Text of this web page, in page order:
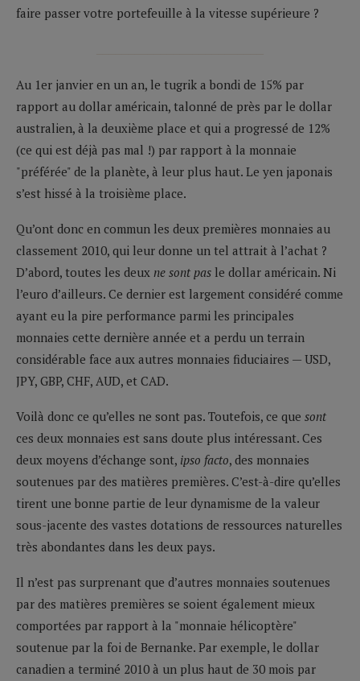
faire passer votre portefeuille à la vitesse supérieure ?
Au 1er janvier en un an, le tugrik a bondi de 15% par
rapport au dollar américain, talonné de près par le dollar
australien, à la deuxième place et qui a progressé de 12%
(ce qui est déjà pas mal !) par rapport à la monnaie
"préférée" de la planète, à leur plus haut. Le yen japonais
s’est hissé à la troisième place.
Qu’ont donc en commun les deux premières monnaies au
classement 2010, qui leur donne un tel attrait à l’achat ?
D’abord, toutes les deux ne sont pas le dollar américain. Ni
l’euro d’ailleurs. Ce dernier est largement considéré comme
ayant eu la pire performance parmi les principales
monnaies cette dernière année et a perdu un terrain
considérable face aux autres monnaies fiduciaires — USD,
JPY, GBP, CHF, AUD, et CAD.
Voilà donc ce qu’elles ne sont pas. Toutefois, ce que sont
ces deux monnaies est sans doute plus intéressant. Ces
deux moyens d’échange sont, ipso facto, des monnaies
soutenues par des matières premières. C’est-à-dire qu’elles
tirent une bonne partie de leur dynamisme de la valeur
sous-jacente des vastes dotations de ressources naturelles
très abondantes dans les deux pays.
Il n’est pas surprenant que d’autres monnaies soutenues
par des matières premières se soient également mieux
comportées par rapport à la "monnaie hélicoptère"
soutenue par la foi de Bernanke. Par exemple, le dollar
canadien a terminé 2010 à un plus haut de 30 mois par